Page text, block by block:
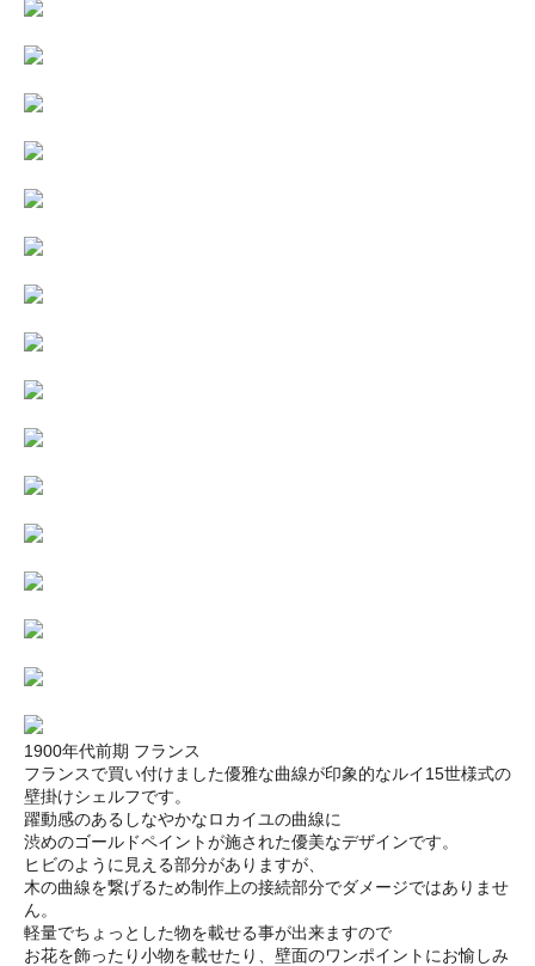
1900年代前期 フランス
フランスで買い付けました優雅な曲線が印象的なルイ15世様式の
壁掛けシェルフです。
躍動感のあるしなやかなロカイユの曲線に
渋めのゴールドペイントが施された優美なデザインです。
ヒビのように見える部分がありますが、
木の曲線を繋げるため制作上の接続部分でダメージではありませ
ん。
軽量でちょっとした物を載せる事が出来ますので
お花を飾ったり小物を載せたり、壁面のワンポイントにお愉しみ